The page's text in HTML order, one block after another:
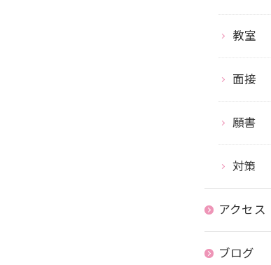
教室
面接
願書
対策
アクセス
ブログ